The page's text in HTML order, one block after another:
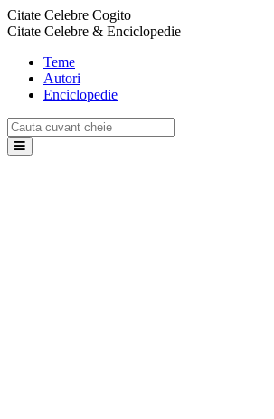
Citate Celebre Cogito
Citate Celebre & Enciclopedie
Teme
Autori
Enciclopedie